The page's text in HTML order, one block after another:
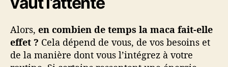
Alors, en combien de temps la maca fait-elle
effet ? Cela dépend de vous, de vos besoins et
de la manière dont vous l’intégrez à votre